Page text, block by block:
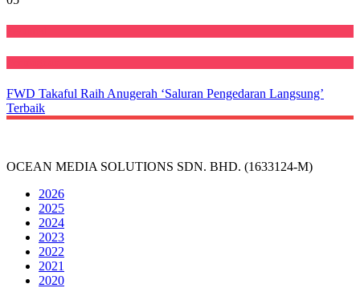
FWD Takaful Raih Anugerah ‘Saluran Pengedaran Langsung’
Terbaik
OCEAN MEDIA SOLUTIONS SDN. BHD. (1633124-M)
2026
2025
2024
2023
2022
2021
2020